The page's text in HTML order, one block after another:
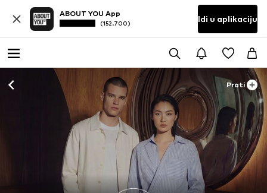
ABOUT YOU App
(152.700) Idi u aplikaciju
Prati